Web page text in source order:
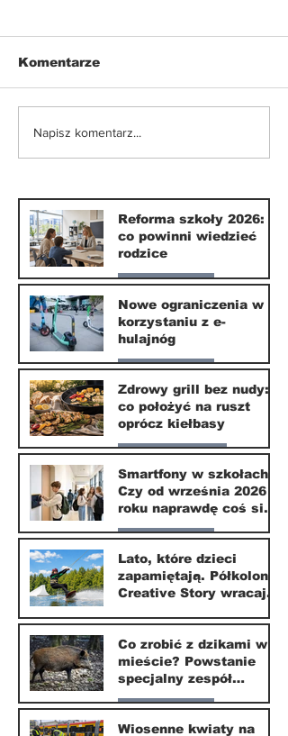
Nowe ograniczenia w
Komentarze
Napisz komentarz...
Reforma szkoły 2026:
co powinni wiedzieć
rodzice
Nasze miasto
10 lip
Nowe ograniczenia w
korzystaniu z e-
hulajnóg
Nasze miasto
3 lip
Zdrowy grill bez nudy:
co położyć na ruszt
oprócz kiełbasy
Zdrowie i uroda
1 lip
Smartfony w szkołach.
Czy od września 2026
roku naprawdę coś się
zmieni?
Nasze miasto
1 lip
Lato, które dzieci
zapamiętają. Półkolonie
Creative Story wracają
20 kwi
Co zrobić z dzikami w
mieście? Powstanie
specjalny zespół
ekspertów
Nasze miasto
Wiosenne kwiaty na